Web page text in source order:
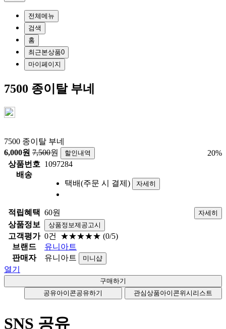
전체메뉴
검색
홈
최근본상품0
마이페이지
7500 종이탈 부네
7500 종이탈 부네
6,000원 7,500원 할인내역 20%
상품번호 1097284
배송
택배(주문 시 결제)
자세히
적립혜택 60원 자세히
상품정보 상품정보제공고시
고객평가 0건 ★★★★★ (0/5)
브랜드
유니아트
판매자
유니아트 미니샵
열기
공유아이콘공유하기 관심상품아이콘위시리스트
SNS 공유